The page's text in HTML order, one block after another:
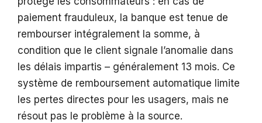
paiement frauduleux, la banque est tenue de
rembourser intégralement la somme, à
condition que le client signale l’anomalie dans
les délais impartis – généralement 13 mois. Ce
système de remboursement automatique limite
les pertes directes pour les usagers, mais ne
résout pas le problème à la source.